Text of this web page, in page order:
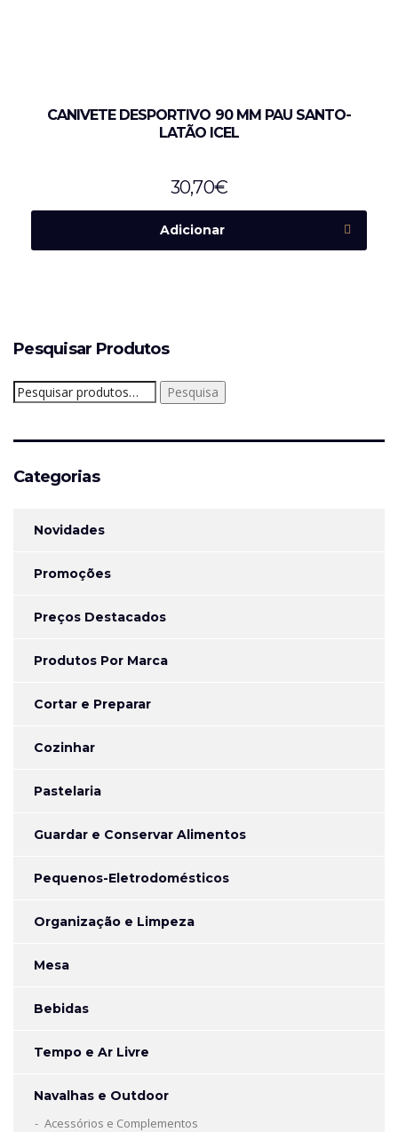
CANIVETE DESPORTIVO 90 MM PAU SANTO-
LATÃO ICEL
30,70€
Adicionar
Pesquisar Produtos
Pesquisar
por:
Pesquisa
Categorias
Novidades
Promoções
Preços Destacados
Produtos Por Marca
Cortar e Preparar
Cozinhar
Pastelaria
Guardar e Conservar Alimentos
Pequenos-Eletrodomésticos
Organização e Limpeza
Mesa
Bebidas
Tempo e Ar Livre
Navalhas e Outdoor
Acessórios e Complementos